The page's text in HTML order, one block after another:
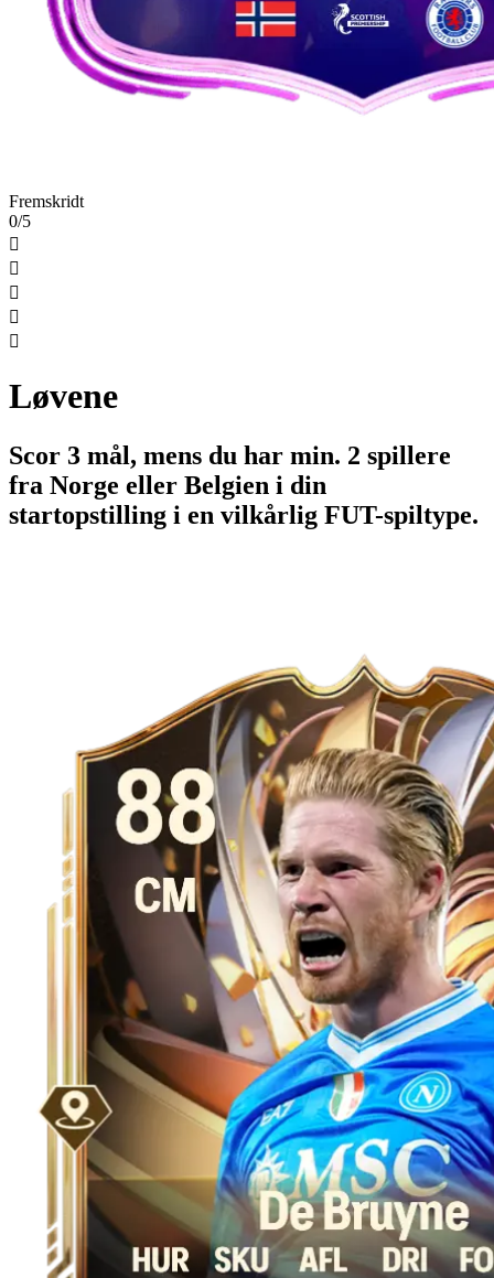
Fremskridt
0/5





Løvene
Scor 3 mål, mens du har min. 2 spillere
fra Norge eller Belgien i din
startopstilling i en vilkårlig FUT-spiltype.